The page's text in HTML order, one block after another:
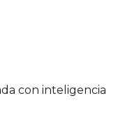
con inteligencia